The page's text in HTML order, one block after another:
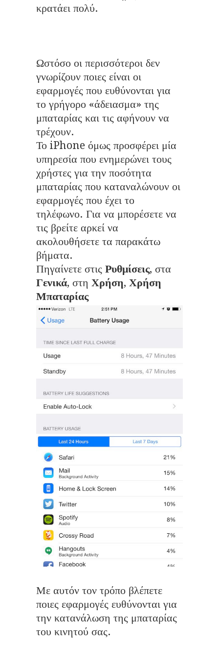
κρατάει πολύ.
Ωστόσο οι περισσότεροι δεν
γνωρίζουν ποιες είναι οι
εφαρμογές που ευθύνονται για
το γρήγορο «άδειασμα» της
μπαταρίας και τις αφήνουν να
τρέχουν.
Το iPhone όμως προσφέρει μία
υπηρεσία που ενημερώνει τους
χρήστες για την ποσότητα
μπαταρίας που καταναλώνουν οι
εφαρμογές που έχει το
τηλέφωνο. Για να μπορέσετε να
τις βρείτε αρκεί να
ακολουθήσετε τα παρακάτω
βήματα.
Πηγαίνετε στις Ρυθμίσεις, στα
Γενικά, στη Χρήση, Χρήση
Μπαταρίας
Με αυτόν τον τρόπο βλέπετε
ποιες εφαρμογές ευθύνονται για
την κατανάλωση της μπαταρίας
του κινητού σας.